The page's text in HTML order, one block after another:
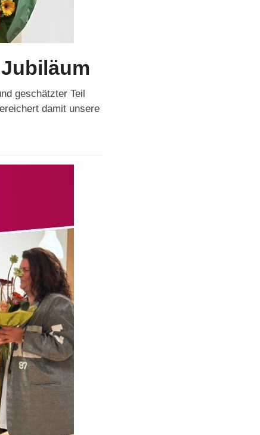
geschätzter Teil
damit unsere